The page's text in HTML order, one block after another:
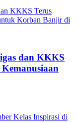
dan KKKS